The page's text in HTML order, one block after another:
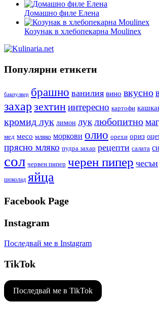
Домашно филе Елена
Козунак в хлебопекарна Moulinex
Популярни етикети
бакпулвер брашно ванилия вино вкусно
захар зехтининтересно картофи
кромид лук лимон луклюбопитно
мед месо мляко моркови олио орехи ориз
прясно мляко пудра захар рецепти салата
сол червен пипер черен пипер чесън
шоколад яйца
Facebook Page
Instagram
Последвай ме в Instagram
TikTok
Последвай ме в TikTok